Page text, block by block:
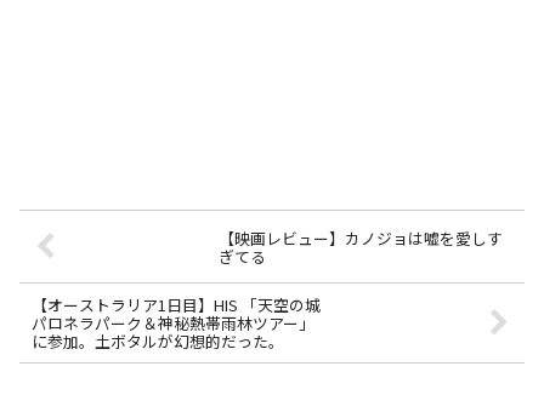
【映画レビュー】カノジョは嘘を愛しす
ぎてる
【オーストラリア1日目】HIS 「天空の城
パロネラパーク＆神秘熱帯雨林ツアー」
に参加。土ボタルが幻想的だった。